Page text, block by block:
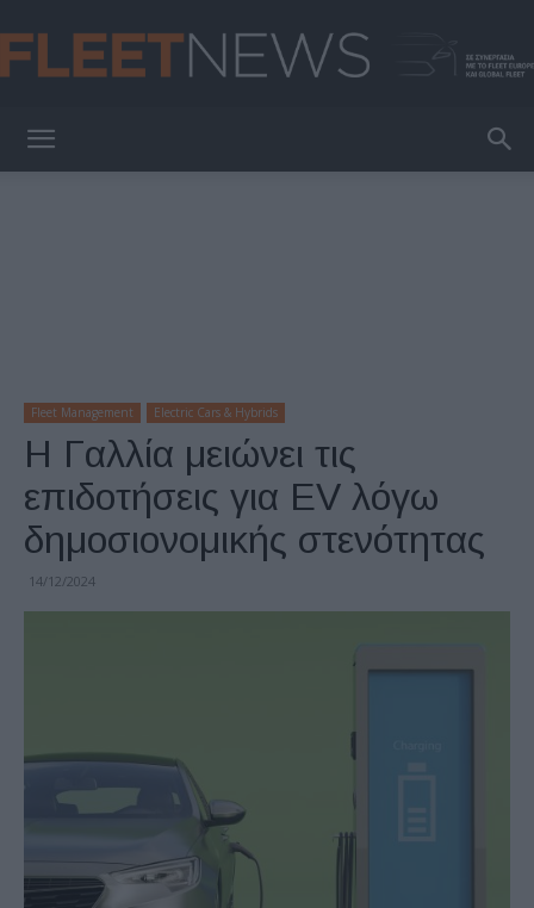
Fleet Management Electric Cars & Hybrids
Η Γαλλία μειώνει τις
επιδοτήσεις για EV λόγω
δημοσιονομικής στενότητας
14/12/2024